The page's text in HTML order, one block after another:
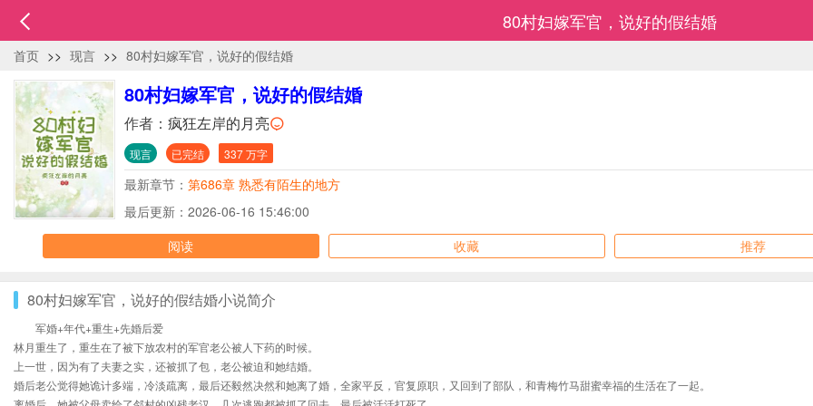
80村妇嫁军官，说好的假结婚
首页 >> 现言 >> 80村妇嫁军官，说好的假结婚
80村妇嫁军官，说好的假结婚
作者： 疯狂左岸的月亮
现言 已完结 337 万字
最新章节： 第686章 熟悉有陌生的地方
最后更新：2026-06-16 15:46:00
阅读
收藏 推荐
80村妇嫁军官，说好的假结婚小说简介
军婚+年代+重生+先婚后爱
林月重生了，重生在了被下放农村的军官老公被人下药的时候。
上一世，因为有了夫妻之实，还被抓了包，老公被迫和她结婚。
婚后老公觉得她诡计多端，冷淡疏离，最后还毅然决然和她离了婚，全家平反，官复原职，又回到了部队，和青梅竹马甜蜜幸福的生活在了一起。